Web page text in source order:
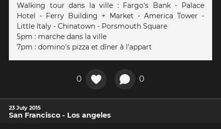
Walking tour dans la ville : Fargo's Bank - Palace
Hotel - Ferry Building + Market - America Tower -
Little Italy - Chinatown - Porsmouth Square
5pm : marche dans la ville
7pm : domino's pizza et dîner à l'appart
0 0
23 July 2015
San Francisco - Los angeles